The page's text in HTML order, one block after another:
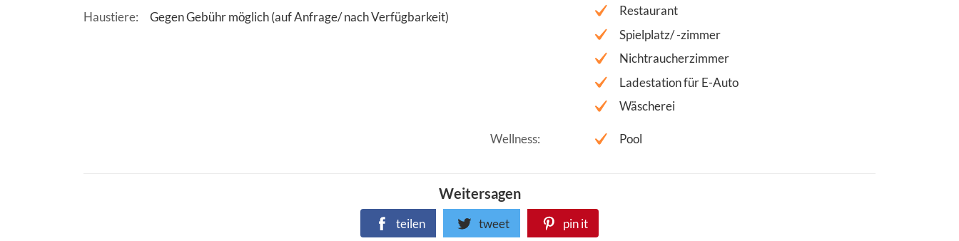
Haustiere
Gegen Gebühr möglich (auf Anfrage/ nach Verfügbarkeit)
Restaurant
Spielplatz/ -zimmer
Nichtraucherzimmer
Ladestation für E-Auto
Wäscherei
Wellness Pool
Weitersagen
teilen tweet pin it